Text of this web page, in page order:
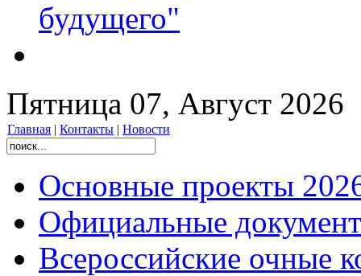
будущего"
Пятница 07, Август 2026
Главная | Контакты | Новости
Основные проекты
Официальные
Всероссийские очные